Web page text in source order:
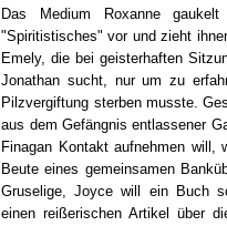
Das Medium Roxanne
"Spiritistisches" vor und zieht
Emely, die bei geisterhaften
Jonathan sucht, nur um zu
Pilzvergiftung sterben musste.
aus dem Gefängnis entlassener
Finagan Kontakt aufnehmen
Beute eines gemeinsamen
Gruselige, Joyce will ein Buch
einen reißerischen Artikel über